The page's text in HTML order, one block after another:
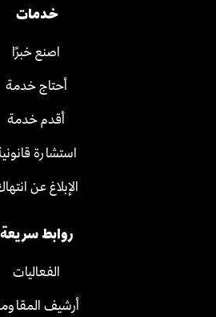
خدمات
اصنع خبرًا
أحتاج خدمة
أقدم خدمة
استشارة
الإبلاغ عن
روابط سريعة
الفعاليات
أرشيف